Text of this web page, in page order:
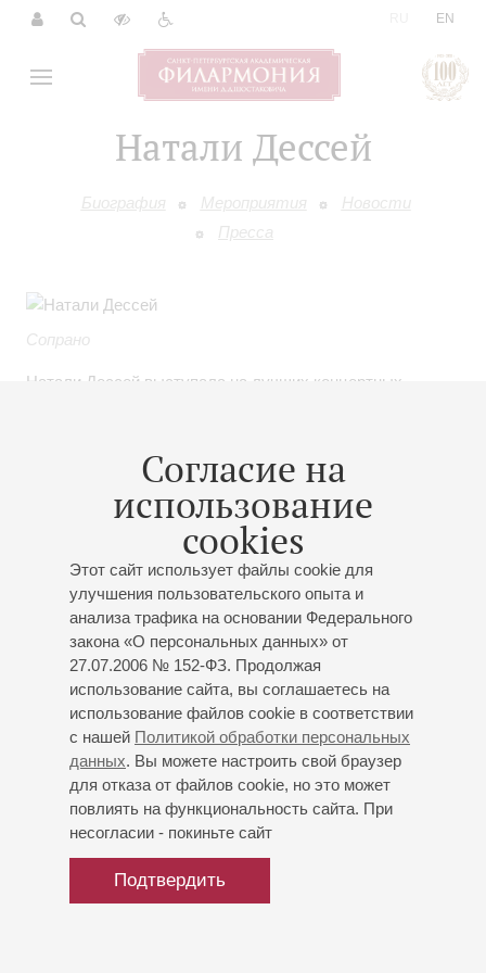
EN
Натали Дессей
Биография Мероприятия
Новости
Пресса
Согласие на
использование
cookies
Этот сайт использует файлы cookie для
улучшения пользовательского опыта и
анализа трафика на основании Федерального
закона «О персональных данных» от
27.07.2006 № 152-ФЗ. Продолжая
использование сайта, вы соглашаетесь на
использование файлов cookie в соответствии
с нашей Политикой обработки персональных
данных. Вы можете настроить свой браузер
для отказа от файлов cookie, но это может
повлиять на функциональность сайта. При
несогласии - покиньте сайт
Подтвердить
Сопрано
Натали Дессей выступала на лучших концертных
Королевском оперном театре и театре Ковент-гарден в
Лондоне и, конечно, в Национальной опере Парижа. Ее
репертуар, в основе которого лежат партии в операх
Моцарта и Штрауса, простирается от французского
театра до шедевров бельканто.
Помимо оперной сцены, певица выступает и с сольными
концертами, исполняя французские и немецкие песни во
Франции и по всему миру.
Дискография Натали Дессей обширна, в числе ее работ
– альбомы «Концертные арии В. Моцарта» и
«Моцартовские героини», «Вокализы», «Лючия ди
Ламмермур», «Amor» (Virgin's classic), «Кармина Бурана»
К.Орфа, «Лакме» Л. Делиба (EMI Classics), «Митридат,
царь Понтийский» В.Моцарта (Decca), «Сказки
Гофмана», «Волшебная флейта» В.Моцарта (Erato).
Натали Дессей носит почетное звание Kammersängerin